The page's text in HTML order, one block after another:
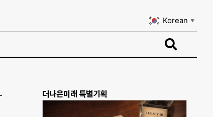
Korean ▼
더나은미래 특별기획